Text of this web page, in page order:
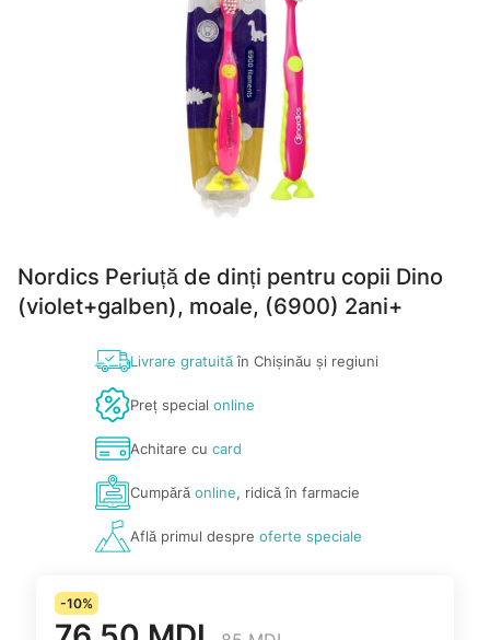
Nordics Periuță de dinți pentru copii Dino
(violet+galben), moale, (6900) 2ani+
Livrare gratuităîn Chișinău și regiuni
Preț special online
Achitare cu card
Cumpărăonline, ridică în farmacie
Află primul despre oferte speciale
-10%